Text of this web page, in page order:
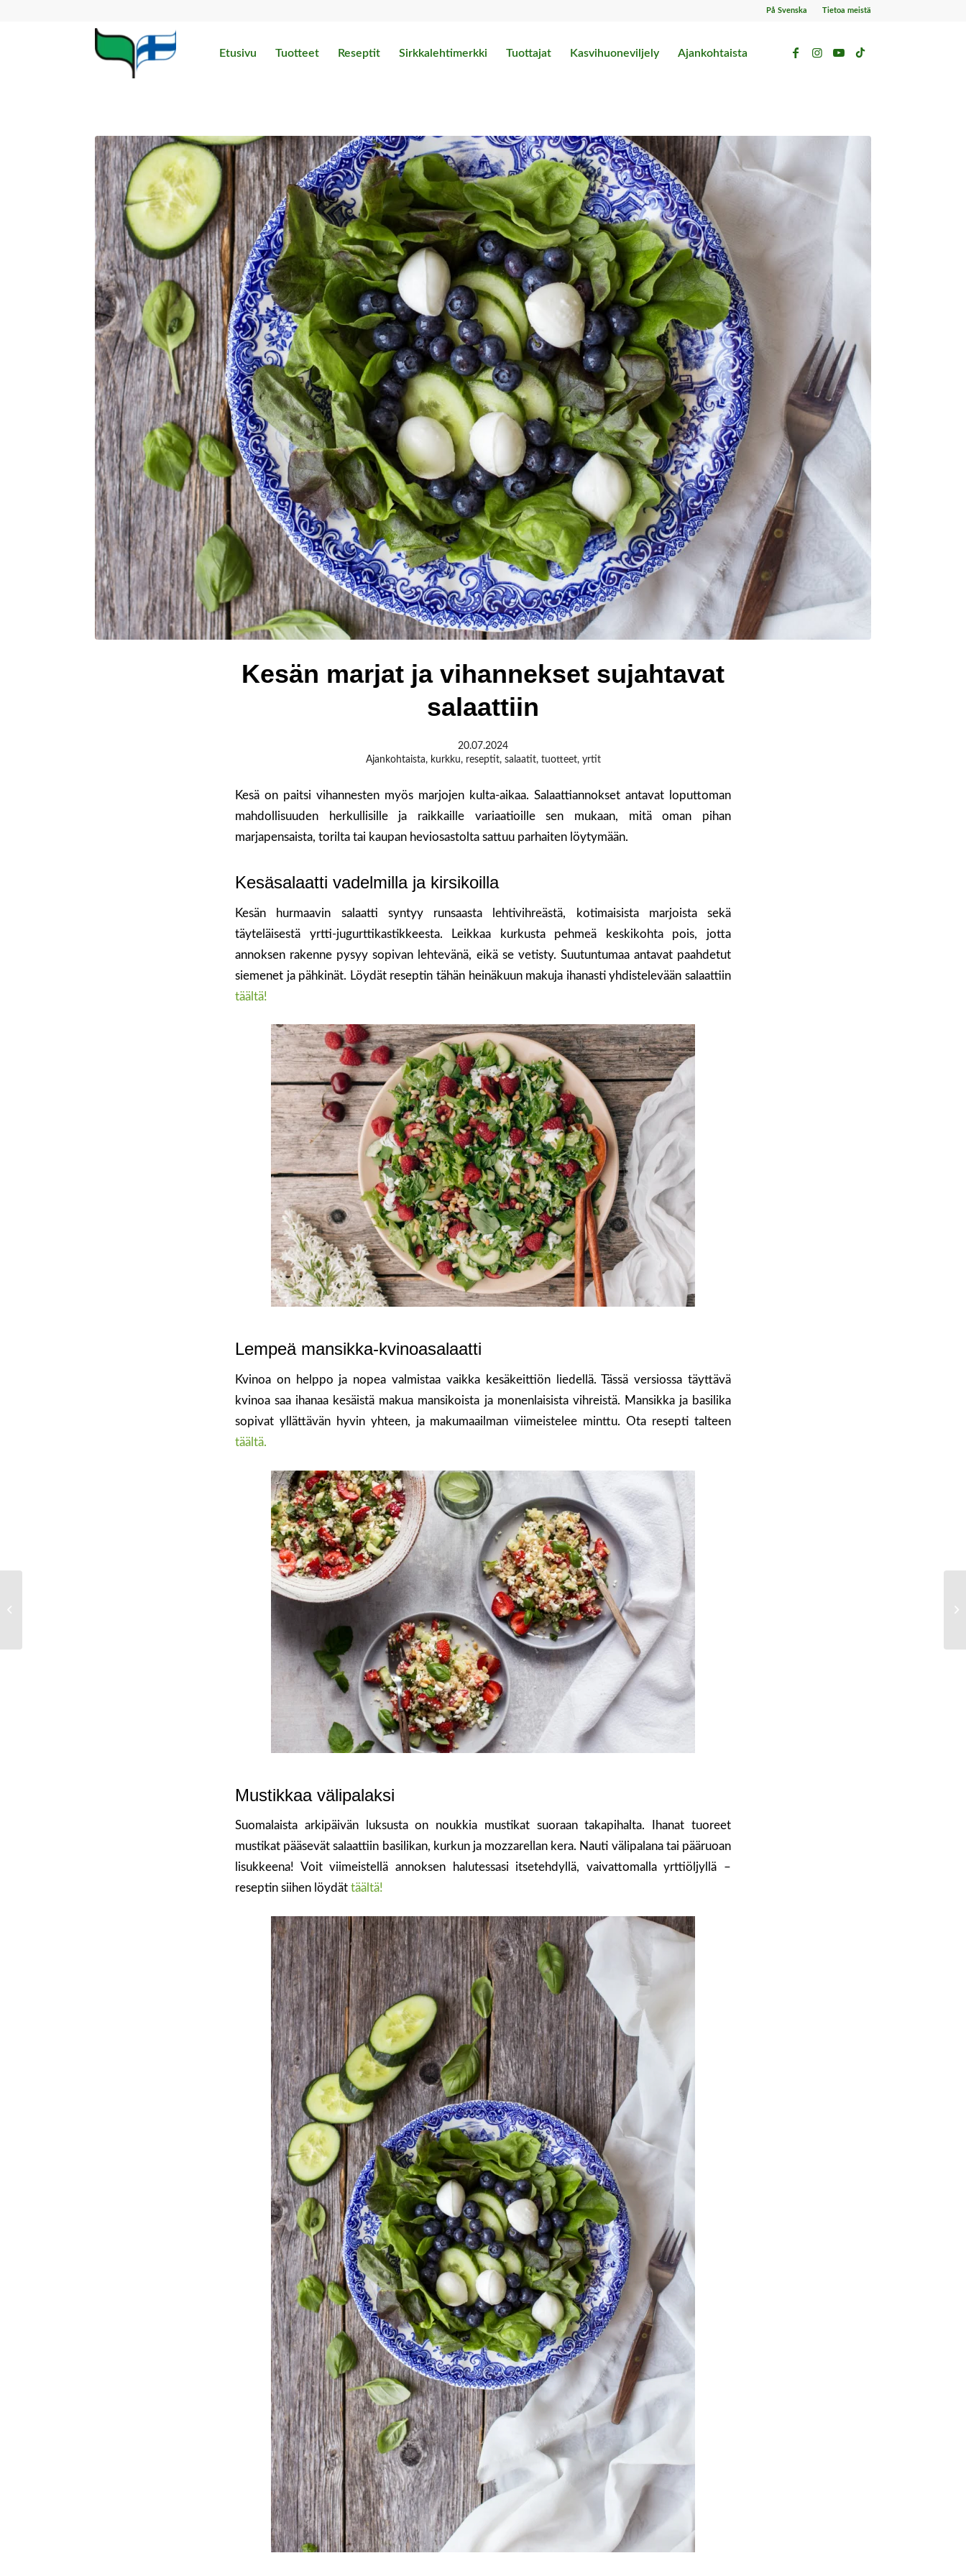
På Svenska Tietoa meistä
Etusivu Tuotteet Reseptit Sirkkalehtimerkki Tuottajat Kasvihuoneviljely Ajankohtaista
Kesän marjat ja vihannekset sujahtavat
salaattiin
20.07.2024
Ajankohtaista, kurkku, reseptit, salaatit, tuotteet, yrtit
Kesä on paitsi vihannesten myös marjojen kulta-aikaa. Salaattiannokset antavat loputtoman
mahdollisuuden herkullisille ja raikkaille variaatioille sen mukaan, mitä oman pihan
marjapensaista, torilta tai kaupan heviosastolta sattuu parhaiten löytymään.
Kesäsalaatti vadelmilla ja kirsikoilla
Kesän hurmaavin salaatti syntyy runsaasta lehtivihreästä, kotimaisista marjoista sekä
täyteläisestä yrtti-jugurttikastikkeesta. Leikkaa kurkusta pehmeä keskikohta pois, jotta
annoksen rakenne pysyy sopivan lehtevänä, eikä se vetisty. Suutuntumaa antavat paahdetut
siemenet ja pähkinät. Löydät reseptin tähän heinäkuun makuja ihanasti yhdistelevään salaattiin
täältä!
Lempeä mansikka-kvinoasalaatti
Kvinoa on helppo ja nopea valmistaa vaikka kesäkeittiön liedellä. Tässä versiossa täyttävä
kvinoa saa ihanaa kesäistä makua mansikoista ja monenlaisista vihreistä. Mansikka ja basilika
sopivat yllättävän hyvin yhteen, ja makumaailman viimeistelee minttu. Ota resepti talteen
täältä.
Mustikkaa välipalaksi
Suomalaista arkipäivän luksusta on noukkia mustikat suoraan takapihalta. Ihanat tuoreet
mustikat pääsevät salaattiin basilikan, kurkun ja mozzarellan kera. Nauti välipalana tai pääruoan
lisukkeena! Voit viimeistellä annoksen halutessasi itsetehdyllä, vaivattomalla yrttiöljyllä –
reseptin siihen löydät täältä!